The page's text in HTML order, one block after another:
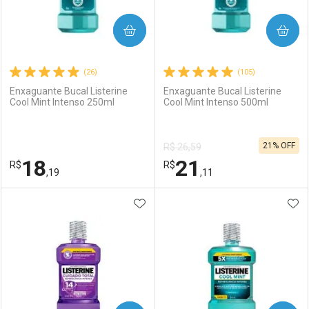
(26)
Enxaguante Bucal Listerine
Cool Mint Intenso 250ml
R$18,19
COMPRAR
Laboratório
Por Menos
(105)
Enxaguante Bucal Listerine
Cool Mint Intenso 500ml
R$ 26,59
R$21 ,11
21% OFF
COMPRAR
Laboratório
Por Menos
ADICIONAR AOS FAVORITOS